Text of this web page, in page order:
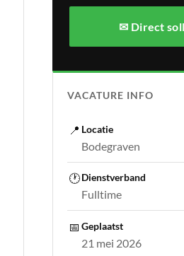
✉ Direct
VACATURE INFO
📍 Locatie
Bodegraven
🕐Dienstverband
Fulltime
📅 Geplaatst
21 mei 2026